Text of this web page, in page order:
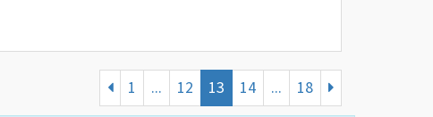
1 ... 12 13 14 ... 18